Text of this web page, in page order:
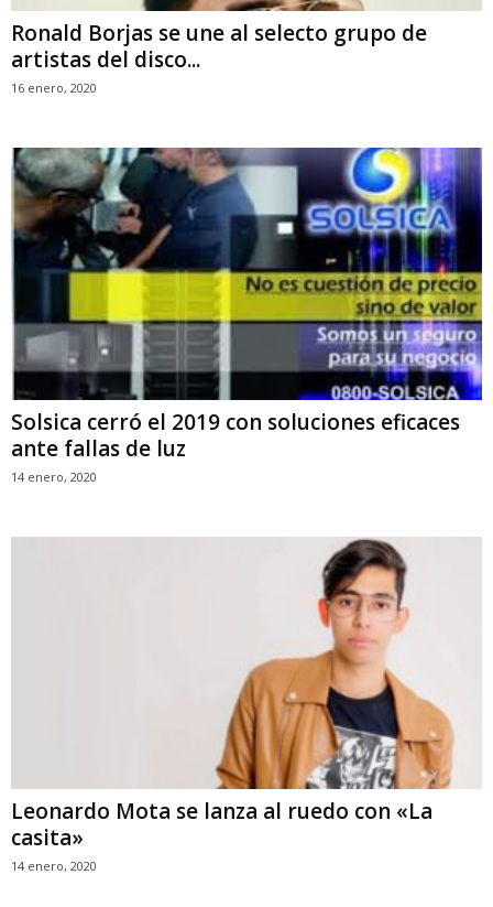
Ronald Borjas se une al selecto grupo de
artistas del disco...
16 enero, 2020
Solsica cerró el 2019 con soluciones eficaces
ante fallas de luz
14 enero, 2020
Leonardo Mota se lanza al ruedo con «La
casita»
14 enero, 2020